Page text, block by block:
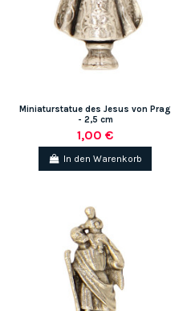
Miniaturstatue des Jesus von Prag
- 2,5 cm
1,00 €
In den Warenkorb